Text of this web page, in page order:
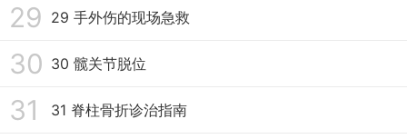
29 29 手外伤的现场急救
30 30 髋关节脱位
31 31 脊柱骨折诊治指南